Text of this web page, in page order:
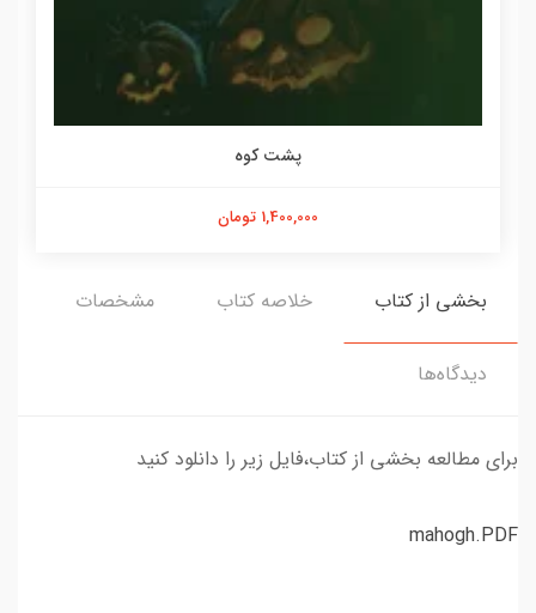
پشت کوه
1,400,000 تومان
بخشی از کتاب خلاصه کتاب مشخصات
دیدگاه‌ها
برای مطالعه بخشی از کتاب،فایل زیر را دانلود کنید
mahogh.PDF